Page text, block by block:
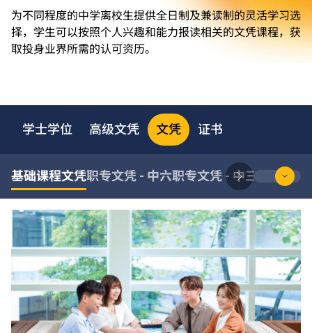
为不同程度的中学离校生提供全日制及兼读制的灵活学习选
择，学生可以按照个人兴趣和能力报读相关的文凭课程，获
取投身业界所需的认可资历。
学士学位 高级文凭 文凭 证书
基础课程文凭职专文凭 - 中六职专文凭 - 中三至中五